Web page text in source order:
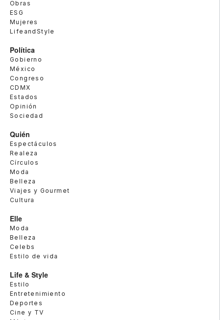
Obras
ESG
Mujeres
LifeandStyle
Política
Gobierno
México
Congreso
CDMX
Estados
Opinión
Sociedad
Quién
Espectáculos
Realeza
Círculos
Moda
Belleza
Viajes y Gourmet
Cultura
Elle
Moda
Belleza
Celebs
Estilo de vida
Life & Style
Estilo
Entretenimiento
Deportes
Cine y TV